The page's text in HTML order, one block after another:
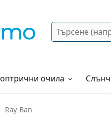
Търсене
очила
Ray-Ban